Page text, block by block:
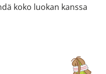
koko luokan kanssa